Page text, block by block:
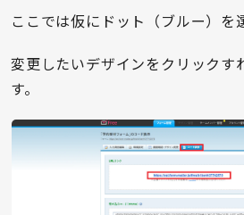
ここでは仮にドット（ブルー）を
変更したいデザインをクリックす
す。